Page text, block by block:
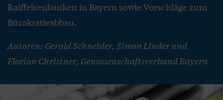
Raiffeisenbanken in Bayern sowie Vorschläge zum
Bürokratieabbau.
Autoren: Gerald Schneider, Simon Linder und
Florian Christner, Genossenschaftsverband Bayern